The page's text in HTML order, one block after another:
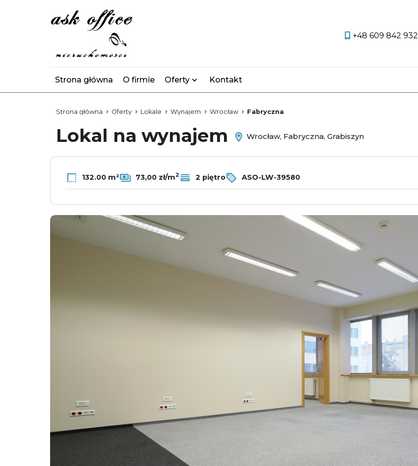
+48 609 842 932
Strona główna O firmie Oferty Kontakt
Strona główna Oferty Lokale Wynajem Wrocław Fabryczna
Lokal na wynajem Wrocław, Fabryczna, Grabiszyn
132.00 m² 73,00 zł/m2 2 piętro ASO-LW-39580